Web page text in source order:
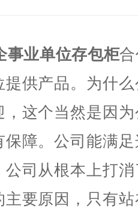
事业单位存包柜
供产品。为什
这个当然是因
障。公司能满
公司从根本上打
要原因，只有